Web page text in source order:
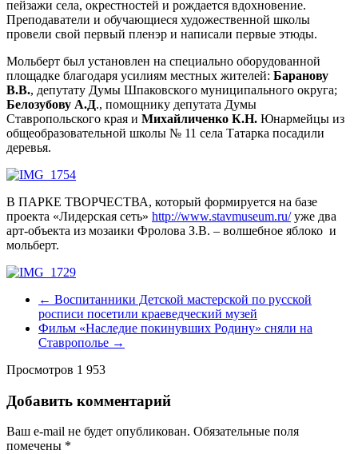
пейзажи села, окрестностей и рождается вдохновение.
Преподаватели и обучающиеся художественной школы
провели свой первый пленэр и написали первые этюды.
Мольберт был установлен на специально оборудованной
площадке благодаря усилиям местных жителей: Баранову
В.В., депутату Думы Шпаковского муниципального округа;
Белозубову А.Д., помощнику депутата Думы
Ставропольского края и Михайличенко К.Н. Юнармейцы из
общеобразовательной школы № 11 села Татарка посадили
деревья.
В ПАРКЕ ТВОРЧЕСТВА, который формируется на базе
проекта «Лидерская сеть» http://www.stavmuseum.ru/уже два
арт-объекта из мозаики Фролова З.В. – волшебное яблоко и
мольберт.
← Воспитанники Детской мастерской по русской
росписи посетили краеведческий музей
Фильм «Наследие покинувших Родину» сняли на
Ставрополье →
Просмотров 1 953
Добавить комментарий
Ваш e-mail не будет опубликован. Обязательные поля
помечены *